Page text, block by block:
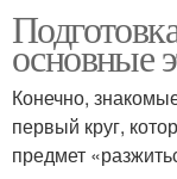
основные
Конечно,
первый круг,
предмет